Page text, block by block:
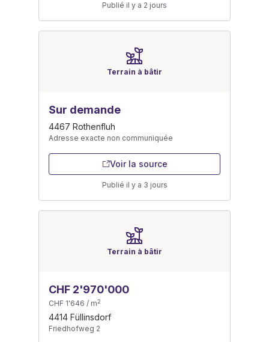
Publié il y a 2 jours
Terrain à bâtir
Sur demande
4467 Rothenfluh
Adresse exacte non communiquée
Voir la source
Publié il y a 3 jours
Terrain à bâtir
CHF 2'970'000
CHF 1'646 / m2
4414 Füllinsdorf
Friedhofweg 2